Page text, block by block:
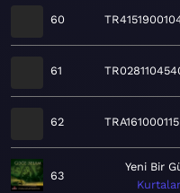
60
61
62 TRA161000115
63
Yeni Bir